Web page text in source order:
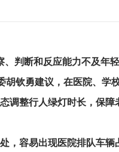
、判断和反应能力不及年
胡钦勇建议，在医院、学
调整行人绿灯时长，保障
，容易出现医院排队车辆